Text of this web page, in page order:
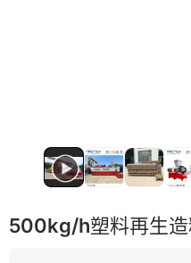
500kg/h塑料再生造